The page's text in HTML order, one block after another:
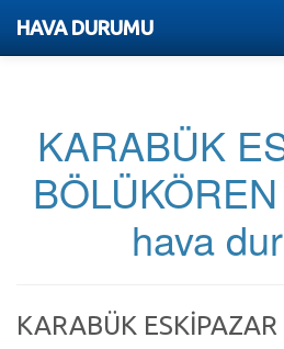
HAVA DURUMU
KARABÜK
hava
KARABÜK